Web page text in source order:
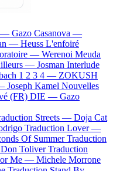
— Gazo Casanova —
— Heuss L'enfoiré
— Werenoi Meuda
— Josman Interlude
1 2 3 4 — ZOKUSH
Joseph Kamel Nouvelles
(FR) DIE — Gazo
Streets — Doja Cat
Traduction Lover —
Of Summer Traduction
Don Toliver Traduction
Me — Michele Morrone